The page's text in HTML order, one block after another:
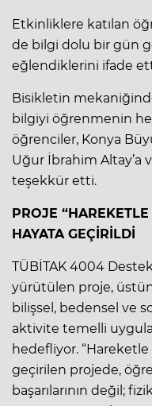
Etkinliklere katılan
de bilgi dolu bir gün
eğlendiklerini ifade
Bisikletin
bilgiyi öğrenmenin
öğrenciler, Konya
Uğur İbrahim Altay’a
teşekkür etti.
PROJE
HAYATA GEÇİRİLDİ
TÜBİTAK 4004
yürütülen proje,
bilişsel, bedensel ve
aktivite temelli
hedefliyor.
geçirilen projede,
başarılarının değil;